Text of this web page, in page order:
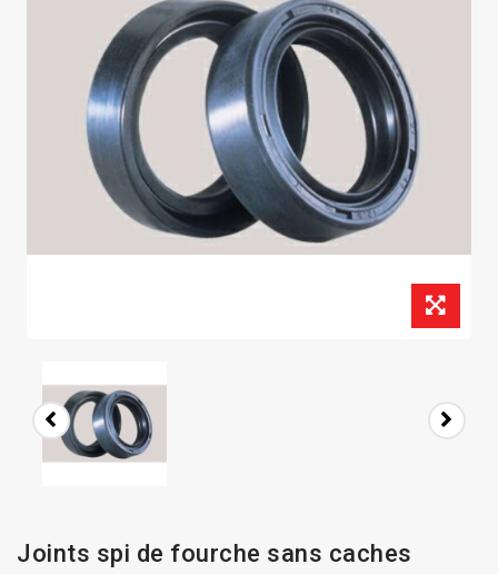
Joints spi de fourche sans caches